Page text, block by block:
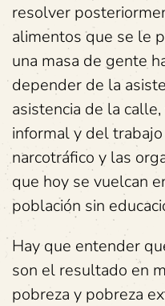
resolver
alimentos que se le
una masa de gente
depender de la
asistencia de la
informal y del
narcotráfico y las
que hoy se vuelcan
población sin
Hay que entender
son el resultado en
pobreza y pobreza